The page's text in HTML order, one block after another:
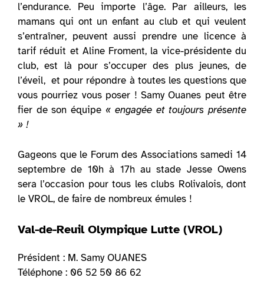
l’endurance. Peu importe l’âge. Par ailleurs, les
mamans qui ont un enfant au club et qui veulent
s’entraîner, peuvent aussi prendre une licence à
tarif réduit et Aline Froment, la vice-présidente du
club, est là pour s’occuper des plus jeunes, de
l’éveil, et pour répondre à toutes les questions que
vous pourriez vous poser ! Samy Ouanes peut être
fier de son équipe « engagée et toujours présente
» !
Gageons que le Forum des Associations samedi 14
septembre de 10h à 17h au stade Jesse Owens
sera l’occasion pour tous les clubs Rolivalois, dont
le VROL, de faire de nombreux émules !
Val-de-Reuil Olympique Lutte (VROL)
Président : M. Samy OUANES
Téléphone : 06 52 50 86 62